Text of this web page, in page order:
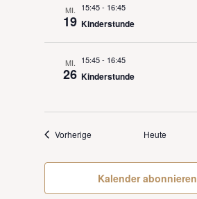
MI.
19
15:45- 16:45
Kinderstunde
MI.
26
15:45- 16:45
Kinderstunde
Vorherige VeranstaltungenHeute
Kalender abonnieren